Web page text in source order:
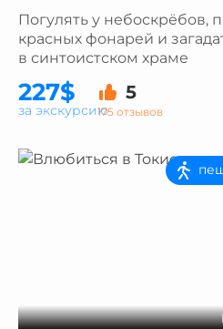
Погулять у небоскрёбов,
красных фонарей и
в синтоистском храме
227$ 5
175 отзывов
за экскурсию